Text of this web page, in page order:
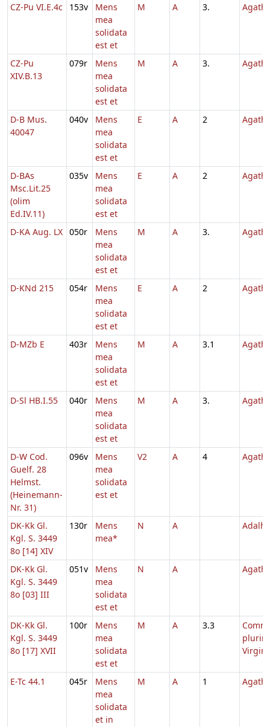
CZ-Pu VI.E.4c 153v
Mens
mea
solidata
est et
M A 3.
CZ-Pu
XIV.B.13
079r
Mens
mea
solidata
est et
M A 3.
D-B Mus.
40047
040v
Mens
mea
solidata
est et
E A 2
D-BAs
Msc.Lit.25
(olim
Ed.IV.11)
035v
Mens
mea
solidata
est et
E A 2
D-KA Aug. LX 050r
Mens
mea
solidata
est et
M A 3.
D-KNd 215 054r
Mens
mea
solidata
est et
E A 2
D-MZb E 403r
Mens
mea
solidata
est et
M A 3.1
D-Sl HB.I.55 040r
Mens
mea
solidata
est et
M A 3.
D-W Cod.
Guelf. 28
Helmst.
(Heinemann-
Nr. 31)
096v
Mens
mea
solidata
est et
V2 A 4
DK-Kk Gl.
Kgl. S. 3449
8o [14] XIV
130r
Mens
mea*
N A
DK-Kk Gl.
Kgl. S. 3449
8o [03] III
051v
Mens
mea
solidata
est et
N A
DK-Kk Gl.
Kgl. S. 3449
8o [17] XVII
100r
Mens
mea
solidata
est et
M A 3.3
Comm.
E-Tc 44.1 045r
Mens
mea
solidata
et in
M A 1